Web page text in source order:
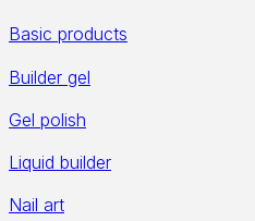
Basic products
Builder gel
Gel polish
Liquid builder
Nail art